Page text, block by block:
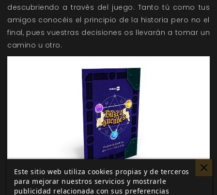
descubriendo a través del juego. Tanto tú como tus
amigos conocéis el principio de la historia pero no el
final, pues vuestras decisiones os llevarán a tomar un
camino u otro.
Este sitio web utiliza cookies propias y de terceros
para mejorar nuestros servicios y mostrarle
publicidad relacionada con sus preferencias